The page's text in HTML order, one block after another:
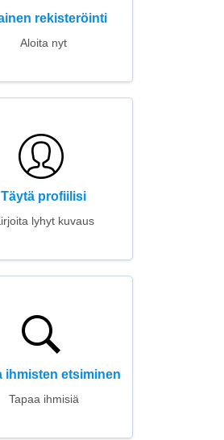
rekisteröinti
Aloita nyt
Täytä profiilisi
lyhyt kuvaus
ihmisten etsiminen
Tapaa ihmisiä